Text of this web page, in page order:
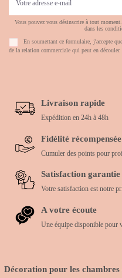
Vous pouvez vous désinscrire à tout
dans les
En soumettant ce formulaire, j'accepte
de la relation commerciale qui peut en découler.
Livraison rapide
Expédition en 24h à 48h
Fidélité récompensée
Cumuler des points pour
Satisfaction garantie
Votre satisfaction est notre
A votre écoute
Une équipe disponible pour
Décoration pour les chambres